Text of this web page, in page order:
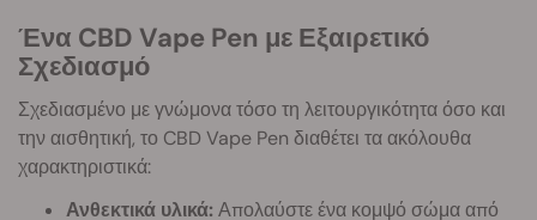
Ένα CBD Vape Pen με Εξαιρετικό
Σχεδιασμό
Σχεδιασμένο με γνώμονα τόσο τη λειτουργικότητα όσο και
την αισθητική, το CBD Vape Pen διαθέτει τα ακόλουθα
χαρακτηριστικά:
Ανθεκτικά υλικά: Απολαύστε ένα κομψό σώμα από